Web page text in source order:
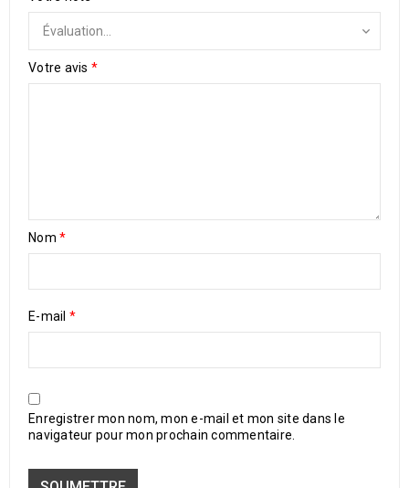
Votre avis *
Nom *
E-mail *
Enregistrer mon nom, mon e-mail et mon site dans le
navigateur pour mon prochain commentaire.